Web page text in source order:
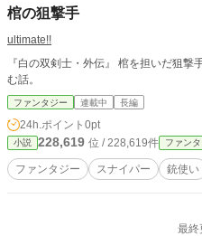
棺の狙撃手
ultimate!!
『白の双剣士・外伝』 棺を担いだ狙
む話。
ファンタジー 連載中 長編
24h.ポイント 0pt
小説 228,619 位 / 228,619件 ファン
ファンタジー スナイパー 銃使い
最終